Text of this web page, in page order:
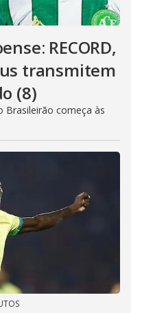
RECORD,
transmitem
(8)
Brasileirão começa às